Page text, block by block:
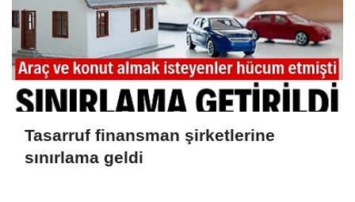
Tasarruf finansman şirketlerine
sınırlama geldi